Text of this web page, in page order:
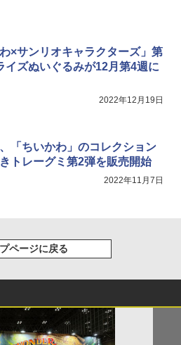
わ×サンリオキャラクターズ」第
イズぬいぐるみが12月第4週に
2022年12月19日
「ちいかわ」のコレクション
トレーグミ第2弾を販売開始
2022年11月7日
ページに戻る